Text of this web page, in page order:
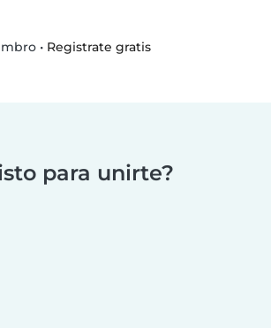
• Registrate gratis
para unirte?